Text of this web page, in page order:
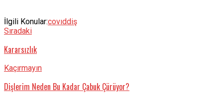
İlgili Konular:covıddiş
Sıradaki
Kararsızlık
Kaçırmayın
Dişlerim Neden Bu Kadar Çabuk Çürüyor?